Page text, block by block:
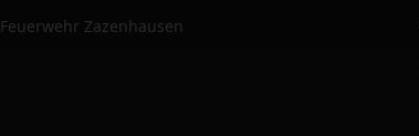
Feuerwehr Zazenhausen